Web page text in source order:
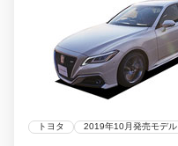
トヨタ 2019年10月発売モデル